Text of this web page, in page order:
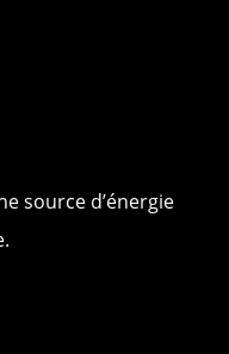
source d’énergie